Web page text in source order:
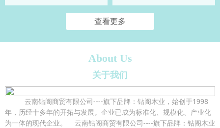
查看更多
About Us
关于我们
云南钻阁商贸有限公司----旗下品牌：钻阁木业，始创于1998
年，历经十多年的开拓与发展。企业已成为标准化、规模化、产业化
为一体的现代企业。 云南钻阁商贸有限公司----旗下品牌：钻阁木业